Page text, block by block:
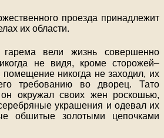
проезда принадлежит
их области.
гарема вели жизнь совершенно
не видя, кроме сторожей–
никогда не заходил, их
требованию во дворец. Тато
окружал своих жен роскошью,
украшения и одевал их
обшитые золотыми цепочками